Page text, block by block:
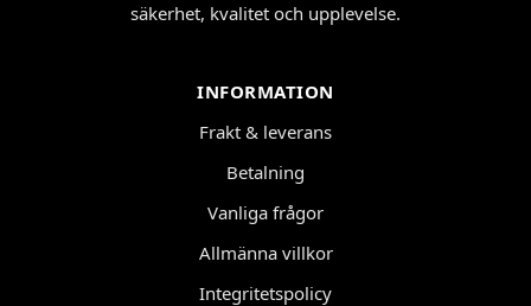
säkerhet, kvalitet och upplevelse.
INFORMATION
Frakt & leverans
Betalning
Vanliga frågor
Allmänna villkor
Integritetspolicy